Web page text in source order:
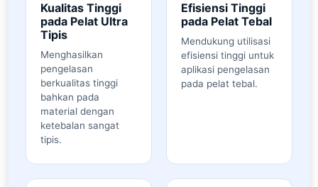
Kualitas Tinggi
pada Pelat Ultra
Tipis
Menghasilkan
pengelasan
berkualitas tinggi
bahkan pada
material dengan
ketebalan sangat
tipis.
Efisiensi Tinggi
pada Pelat Tebal
Mendukung utilisasi
efisiensi tinggi untuk
aplikasi pengelasan
pada pelat tebal.